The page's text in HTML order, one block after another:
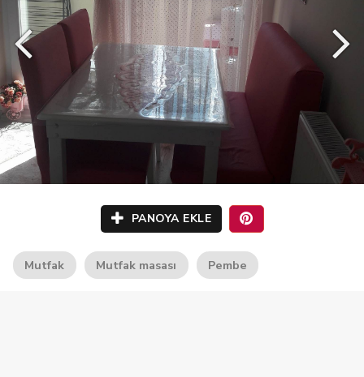
PANOYA EKLE
Mutfak Mutfak masası Pembe